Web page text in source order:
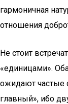
гармоничная
отношения
Не стоит
«единицами».
ожидают частые
главный», ибо